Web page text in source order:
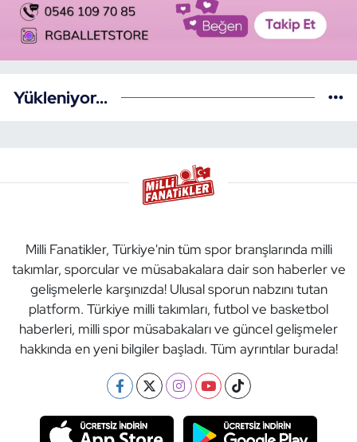
Yükleniyor...
Milli Fanatikler, Türkiye'nin tüm spor branşlarında milli
takımlar, sporcular ve müsabakalara dair son haberler ve
gelişmelerle karşınızda! Ulusal sporun nabzını tutan
platform. Türkiye milli takımları, futbol ve basketbol
haberleri, milli spor müsabakaları ve güncel gelişmeler
hakkında en yeni bilgiler başladı. Tüm ayrıntılar burada!